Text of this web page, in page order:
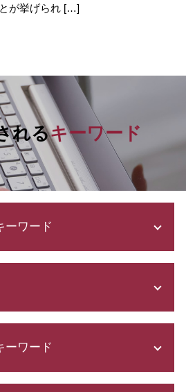
が挙げられ […]
れるキーワード
ーワード
ーワード